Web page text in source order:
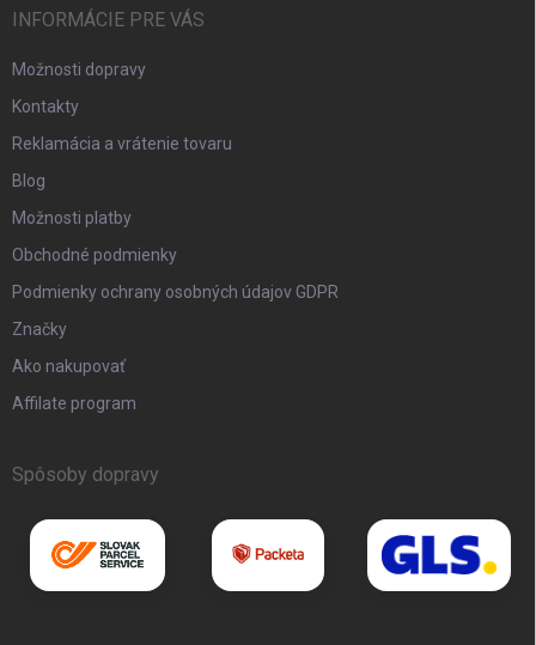
INFORMÁCIE PRE VÁS
Možnosti dopravy
Kontakty
Reklamácia a vrátenie tovaru
Blog
Možnosti platby
Obchodné podmienky
Podmienky ochrany osobných údajov GDPR
Značky
Ako nakupovať
Affilate program
Spôsoby dopravy